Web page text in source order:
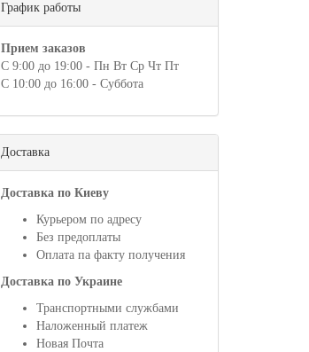
График работы
Прием заказов
С 9:00 до 19:00 - Пн Вт Ср Чт Пт
С 10:00 до 16:00 - Суббота
Доставка
Доставка по Киеву
Курьером по адресу
Без предоплаты
Оплата па факту получения
Доставка по Украине
Транспортными службами
Наложенный платеж
Новая Почта